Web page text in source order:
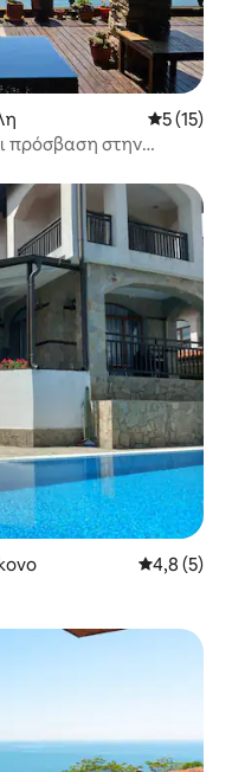
Μέση
5 (15)
πρόσβαση στην
Μέση
4,8 (5)